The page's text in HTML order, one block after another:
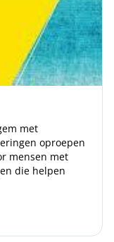
met
oproepen
mensen met
die helpen